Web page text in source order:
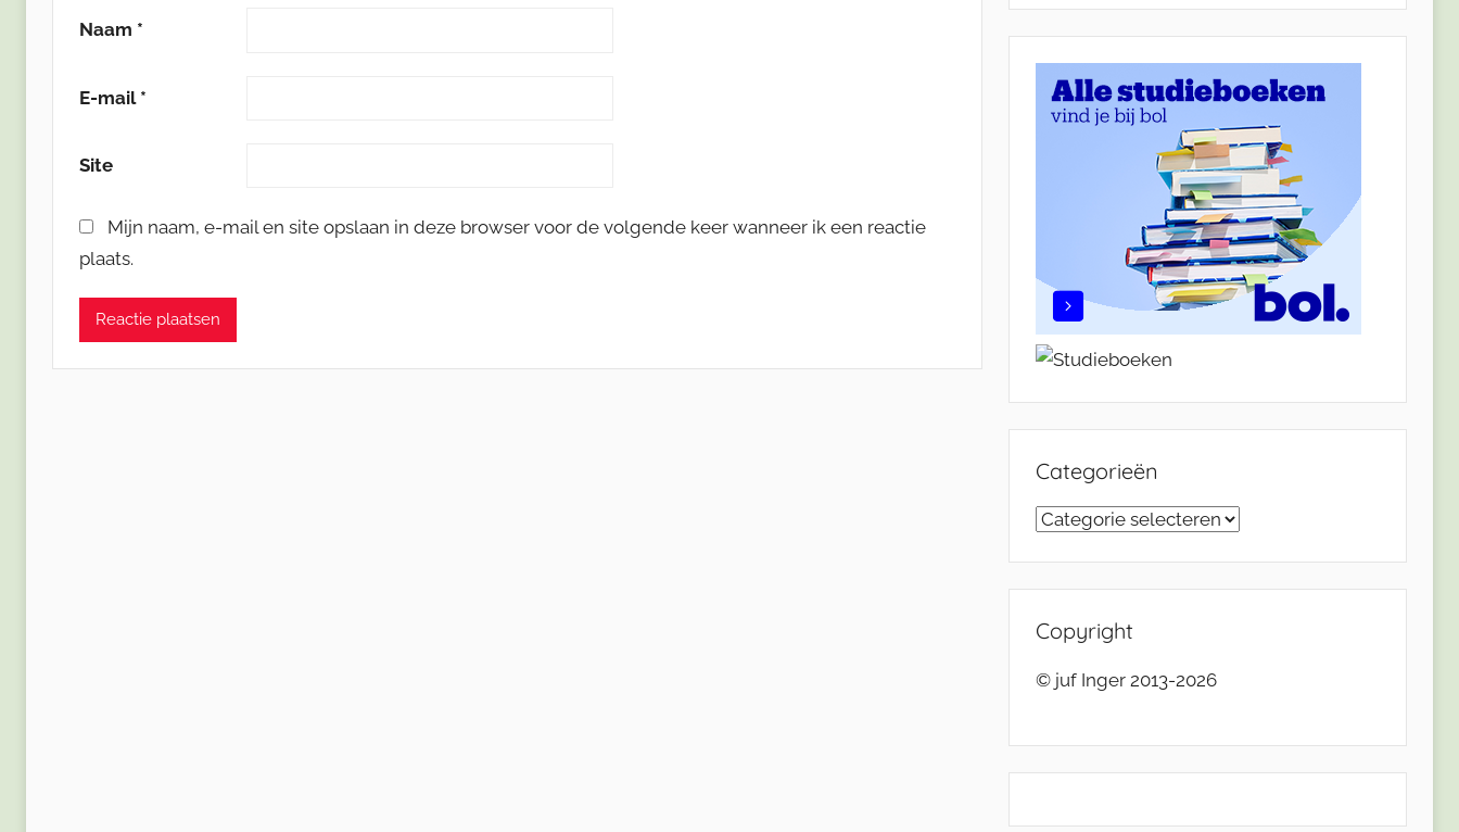
Naam *
E-mail *
Site
Mijn naam, e-mail en site opslaan in deze browser voor de volgende keer wanneer ik een reactie
plaats.
Categorieën
Categorieën
Copyright
© juf Inger 2013-2026